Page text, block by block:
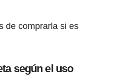
de comprarla si es
según el uso